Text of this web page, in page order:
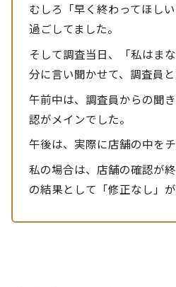
むしろ「早く終わってほし
過ごしてました。
そして調査当日、「私はま
分に言い聞かせて、調査員と
午前中は、調査員からの聞
認がメインでした。
午後は、実際に店舗の中を
私の場合は、店舗の確認が
の結果として「修正なし」